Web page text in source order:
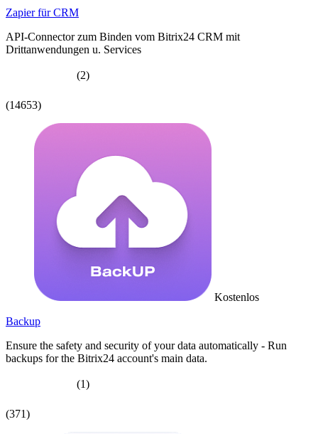
Zapier für CRM
API-Connector zum Binden vom Bitrix24 CRM mit
Drittanwendungen u. Services
(2)
(14653)
Kostenlos
Backup
Ensure the safety and security of your data automatically - Run
backups for the Bitrix24 account's main data.
(1)
(371)